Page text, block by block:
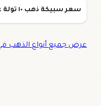
سعر سبيكة ذهب ١٠ تولة عيار ٢٤
عرض جميع أنواع الذهب